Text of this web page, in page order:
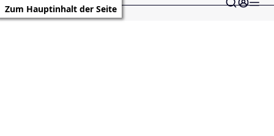
Zum Hauptinhalt der Seite